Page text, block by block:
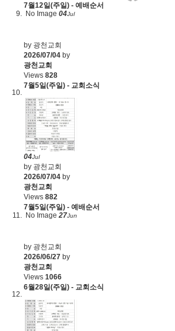
7월12일(주일) - 예배순서
No Image 04Jul
by 광천교회
2026/07/04 by
광천교회
Views 828
7월5일(주일) - 교회소식
04Jul
by 광천교회
2026/07/04 by
광천교회
Views 882
7월5일(주일) - 예배순서
No Image 27Jun
by 광천교회
2026/06/27 by
광천교회
Views 1066
6월28일(주일) - 교회소식